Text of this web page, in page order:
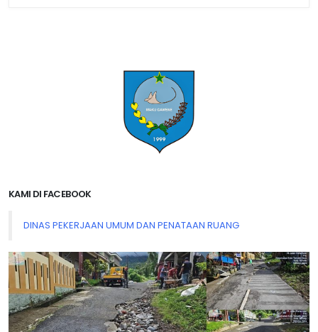
KAMI DI FACEBOOK
DINAS PEKERJAAN UMUM DAN PENATAAN RUANG